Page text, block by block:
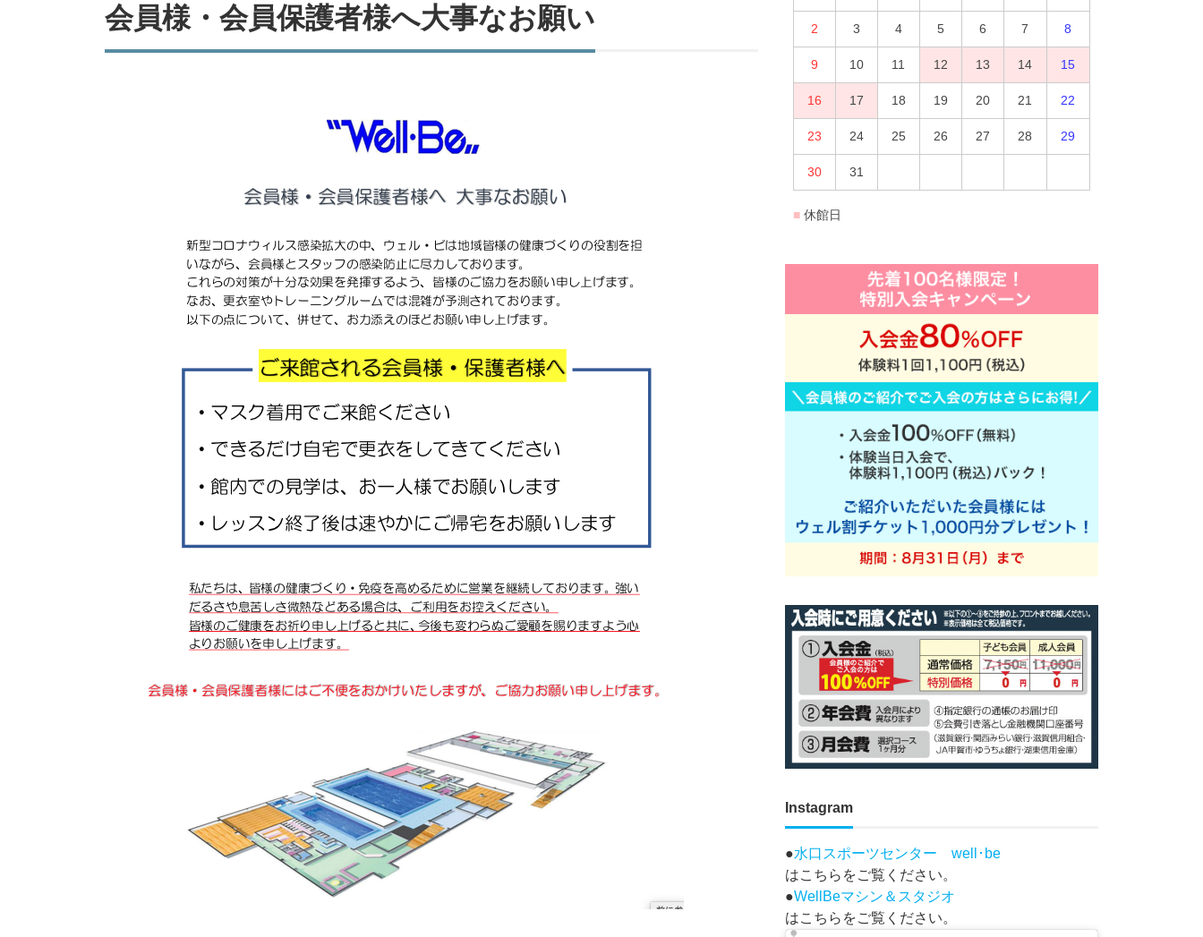
会員様・会員保護者様へ大事なお願い
Instagram
●水口スポーツセンター well･be
はこちらをご覧ください。
●WellBeマシン＆スタジオ
はこちらをご覧ください。